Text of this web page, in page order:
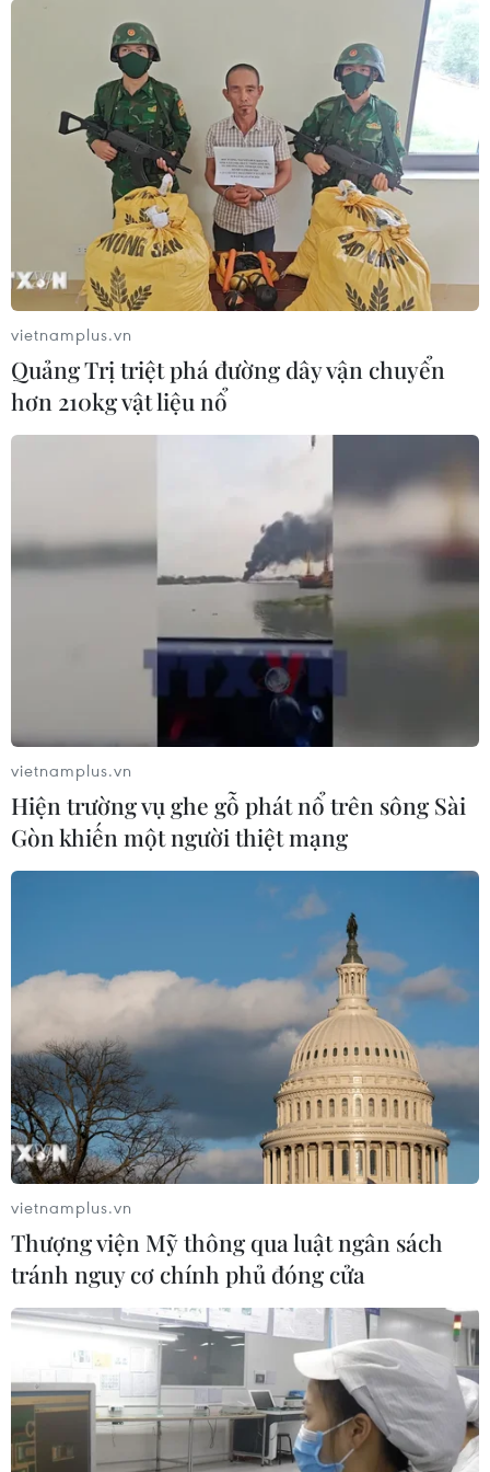
vietnamplus.vn
Quảng Trị triệt phá đường dây vận chuyển
hơn 210kg vật liệu nổ
vietnamplus.vn
Hiện trường vụ ghe gỗ phát nổ trên sông Sài
Gòn khiến một người thiệt mạng
vietnamplus.vn
Thượng viện Mỹ thông qua luật ngân sách
tránh nguy cơ chính phủ đóng cửa